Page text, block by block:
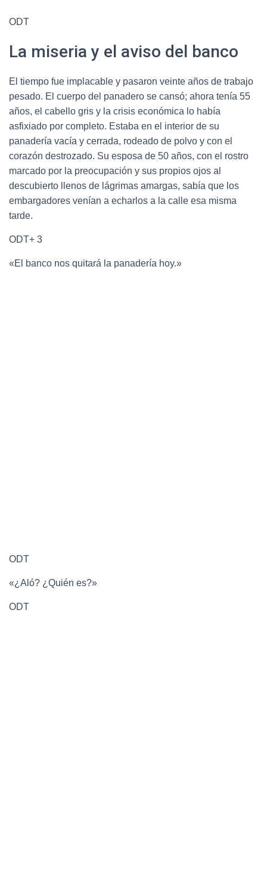
ODT
La miseria y el aviso del banco
El tiempo fue implacable y pasaron veinte años de trabajo
pesado. El cuerpo del panadero se cansó; ahora tenía 55
años, el cabello gris y la crisis económica lo había
asfixiado por completo. Estaba en el interior de su
panadería vacía y cerrada, rodeado de polvo y con el
corazón destrozado. Su esposa de 50 años, con el rostro
marcado por la preocupación y sus propios ojos al
descubierto llenos de lágrimas amargas, sabía que los
embargadores venían a echarlos a la calle esa misma
tarde.
ODT+ 3
«El banco nos quitará la panadería hoy.»
ODT
«¿Aló? ¿Quién es?»
ODT